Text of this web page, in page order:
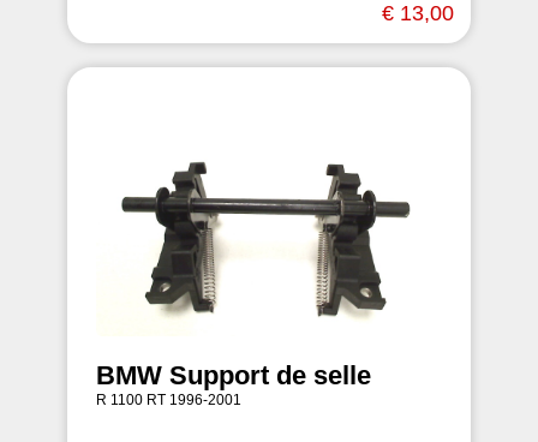
€ 13,00
BMW Support de selle
R 1100 RT 1996-2001